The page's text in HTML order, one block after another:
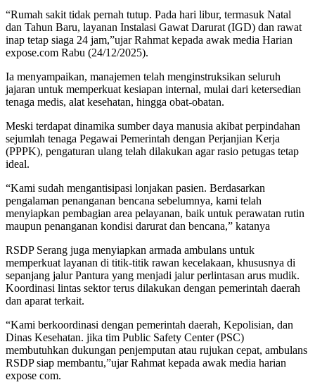
“Rumah sakit tidak pernah tutup. Pada hari libur, termasuk Natal
dan Tahun Baru, layanan Instalasi Gawat Darurat (IGD) dan rawat
inap tetap siaga 24 jam,”ujar Rahmat kepada awak media Harian
expose.com Rabu (24/12/2025).
Ia menyampaikan, manajemen telah menginstruksikan seluruh
jajaran untuk memperkuat kesiapan internal, mulai dari ketersedian
tenaga medis, alat kesehatan, hingga obat-obatan.
Meski terdapat dinamika sumber daya manusia akibat perpindahan
sejumlah tenaga Pegawai Pemerintah dengan Perjanjian Kerja
(PPPK), pengaturan ulang telah dilakukan agar rasio petugas tetap
ideal.
“Kami sudah mengantisipasi lonjakan pasien. Berdasarkan
pengalaman penanganan bencana sebelumnya, kami telah
menyiapkan pembagian area pelayanan, baik untuk perawatan rutin
maupun penanganan kondisi darurat dan bencana,” katanya
RSDP Serang juga menyiapkan armada ambulans untuk
memperkuat layanan di titik-titik rawan kecelakaan, khususnya di
sepanjang jalur Pantura yang menjadi jalur perlintasan arus mudik.
Koordinasi lintas sektor terus dilakukan dengan pemerintah daerah
dan aparat terkait.
“Kami berkoordinasi dengan pemerintah daerah, Kepolisian, dan
Dinas Kesehatan. jika tim Public Safety Center (PSC)
membutuhkan dukungan penjemputan atau rujukan cepat, ambulans
RSDP siap membantu,”ujar Rahmat kepada awak media harian
expose com.